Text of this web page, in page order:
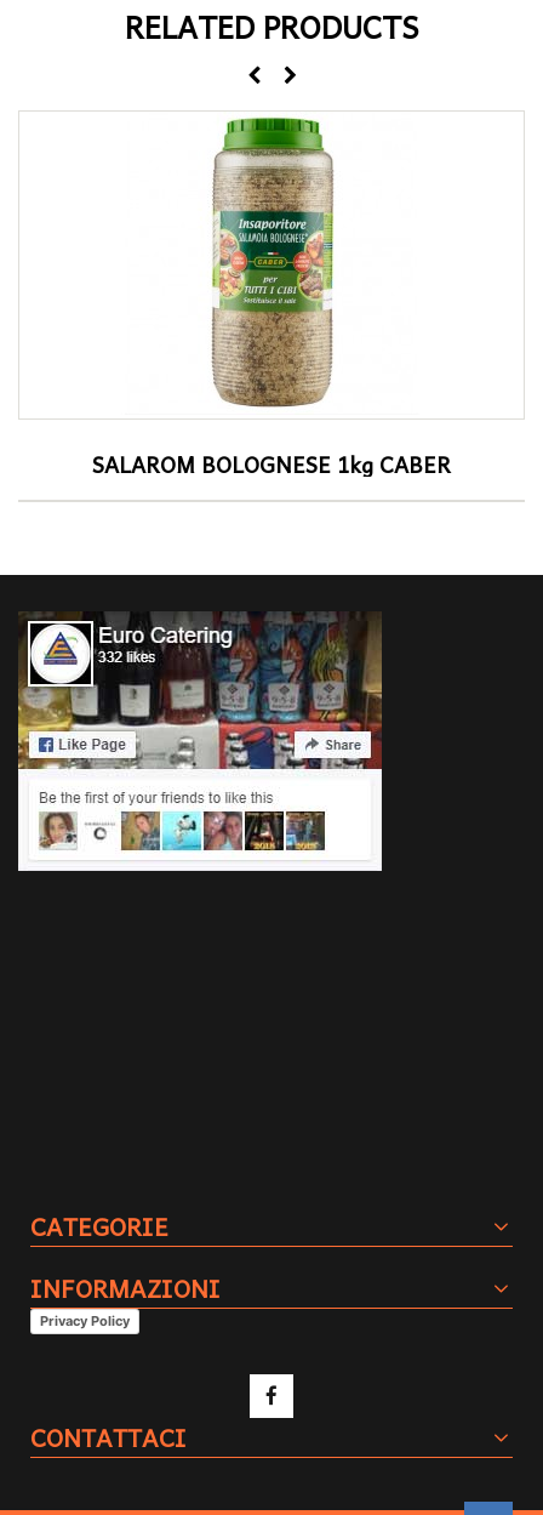
RELATED PRODUCTS
SALAROM BOLOGNESE 1kg CABER
CATEGORIE
INFORMAZIONI
Privacy Policy
CONTATTACI